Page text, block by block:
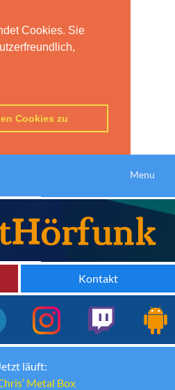
Cookies. Sie
Cookies zu
Menu
Kontakt
Jetzt läuft:
Metal Box